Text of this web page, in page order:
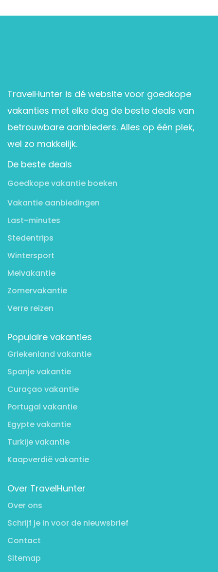
TravelHunter is dé website voor goedkope
vakanties met elke dag de beste deals van
betrouwbare aanbieders. Alles op één plek,
wel zo makkelijk.
De beste deals
Goedkope vakantie boeken
Vakantie aanbiedingen
Last-minutes
Stedentrips
Wintersport
Meivakantie
Zomervakantie
Verre reizen
Populaire vakanties
Griekenland vakantie
Spanje vakantie
Curaçao vakantie
Portugal vakantie
Egypte vakantie
Turkije vakantie
Kaapverdië vakantie
Over TravelHunter
Over ons
Schrijf je in voor de nieuwsbrief
Contact
Sitemap